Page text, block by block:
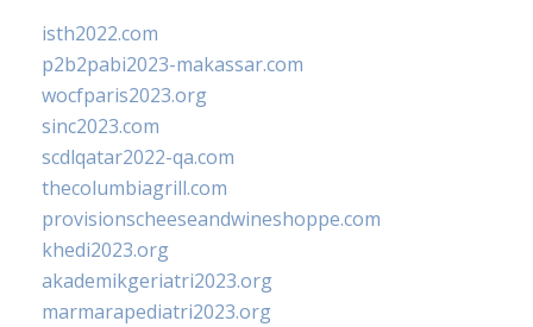
isth2022.com
p2b2pabi2023-makassar.com
wocfparis2023.org
sinc2023.com
scdlqatar2022-qa.com
thecolumbiagrill.com
provisionscheeseandwineshoppe.com
khedi2023.org
akademikgeriatri2023.org
marmarapediatri2023.org